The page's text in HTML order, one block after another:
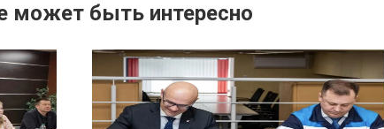
может быть интересно